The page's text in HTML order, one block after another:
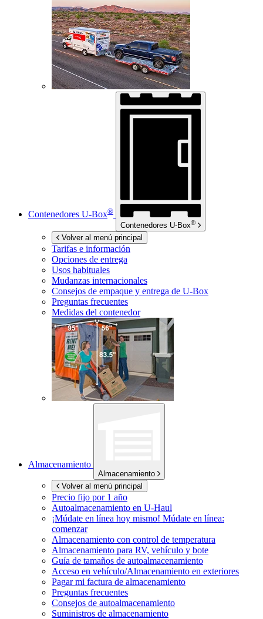
Contenedores U-Box®
Contenedores U-Box®
Volver al menú principal
Tarifas e información
Opciones de entrega
Usos habituales
Mudanzas internacionales
Consejos de empaque y entrega de U-Box
Preguntas frecuentes
Medidas del contenedor
Almacenamiento
Almacenamiento
Volver al menú principal
Precio fijo por 1 año
Autoalmacenamiento en U-Haul
¡Múdate en línea hoy mismo! Múdate en línea:
comenzar
Almacenamiento con control de temperatura
Almacenamiento para RV, vehículo y bote
Guía de tamaños de autoalmacenamiento
Acceso en vehículo/Almacenamiento en exteriores
Pagar mi factura de almacenamiento
Preguntas frecuentes
Consejos de autoalmacenamiento
Suministros de almacenamiento